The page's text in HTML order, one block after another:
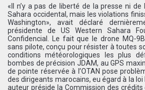
«Il n’y a pas de liberté de la presse ni
Sahara occidental, mais les violations
Washington», avait déclaré
présidente de US Western Sahara
Confidencial. Le fait que le drone MQ-
sans pilote, conçu pour résister à toutes
conditions météorologiques les plus
bombes de précision JDAM, au GPS
de pointe réservée à l’OTAN pose
des dirigeants marocains, eu égard à la
auteur préside la Commission des crédits